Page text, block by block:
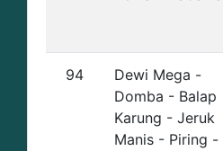
94
Dewi Mega -
Domba - Balap
Karung - Jeruk
Manis - Piring -